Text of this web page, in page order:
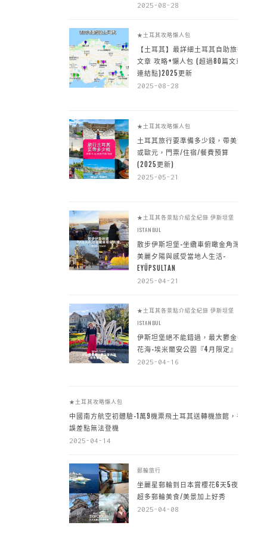
2025-08-28
★土耳其攻略懶人包
【土耳其】最詳細土耳其自助旅行
文章 攻略+懶人包 (超過80篇文章~
連結點)2025更新
2025-08-28
★土耳其攻略懶人包
土耳其旅行要準備多少錢，帶美金
或歐元，門票/住宿/餐費預算
(2025更新)
2025-05-21
★土耳其各景點介紹全紀錄 伊斯坦堡
ISTANBUL
散步伊斯坦堡-坐纜車俯瞰金角灣
美麗夕陽與感受當地人生活-
EYÜPSULTAN
2025-04-21
★土耳其各景點介紹全紀錄 伊斯坦堡
ISTANBUL
伊斯坦堡絕不能錯過，最大鬱金香
花海-埃米爾安公園『4月限定』
2025-04-16
★土耳其攻略懶人包
中國南方航空初體驗-1萬9機票飛土耳其送轉機旅館，手
誤差點無法登機
2025-04-14
郵輪旅行
坐麗星郵輪到日本賞櫻花6天5夜，
超多郵輪美食/美景加上好秀
2025-04-08